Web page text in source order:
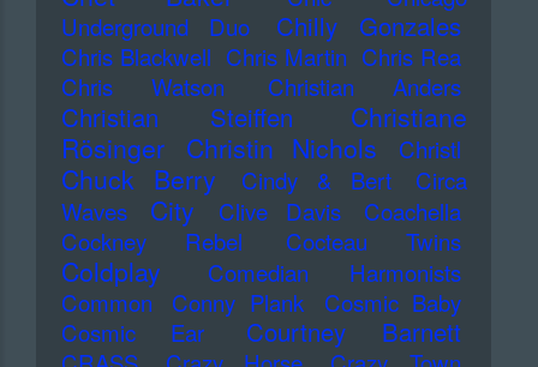
Underground Duo
Chilly Gonzales
Chris Blackwell Chris Martin Chris Rea
Chris Watson
Christian Anders
Christian Steiffen
Christiane
Rösinger
Christin Nichols Christl
Chuck Berry Cindy & Bert
Circa
Waves
City Clive Davis
Coachella
Cockney Rebel
Cocteau Twins
Coldplay
Comedian Harmonists
Common
Conny Plank
Cosmic Baby
Cosmic Ear
Courtney Barnett